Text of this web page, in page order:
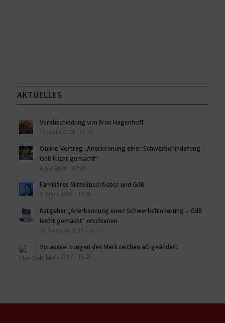
AKTUELLES
Verabschiedung von Frau Hagenhoff
30. April 2021 - 01:39
Online-Vortrag „Anerkennung einer Schwerbehinderung –
GdB leicht gemacht“
6. Juli 2020 - 02:13
Familiäres Mittelmeerfieber und GdB
3. März 2018 - 12:49
Ratgeber „Anerkennung einer Schwerbehinderung – GdB
leicht gemacht“ erschienen
21. Februar 2018 - 16:21
Voraussetzungen des Merkzeichen aG geändert
5. März 2017 - 16:28